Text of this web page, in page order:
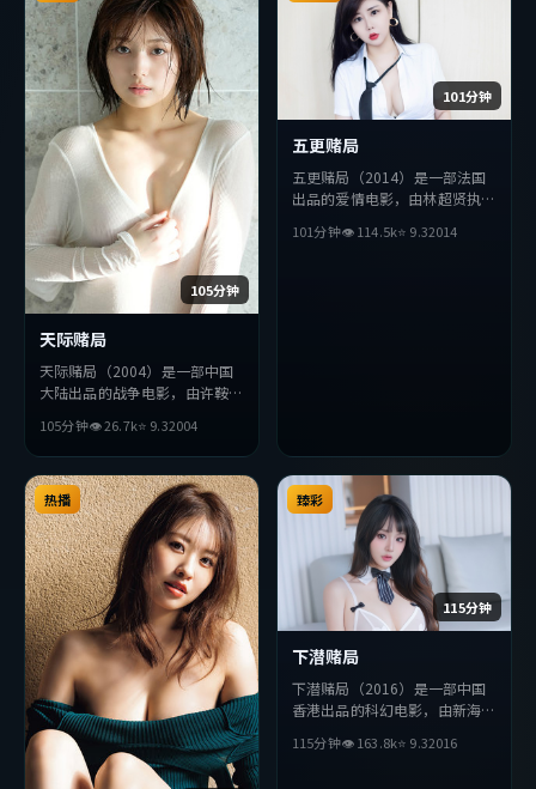
105分钟
天际赌局
天际赌局（2004）是一部中国
大陆出品的战争电影，由许鞍华
优等主演。影片在叙事与视听上
力求突破，探讨人性与抉择，节
奏张弛有度，适合喜欢该类型的
观众完整观看。
105分钟👁26.7k⭐ 9.32004
101分钟
五更赌局
五更赌局（2014）是一部法国
出品的爱情电影，由林超贤执
珀、巩俐等主演。影片在叙事与
101分钟👁114.5k⭐ 9.32014
热播
115分钟
臻彩
下潜赌局
下潜赌局（2016）是一部中国
香港出品的科幻电影，由新海诚
演。影片在叙事与视听上力求突
115分钟👁163.8k⭐ 9.32016